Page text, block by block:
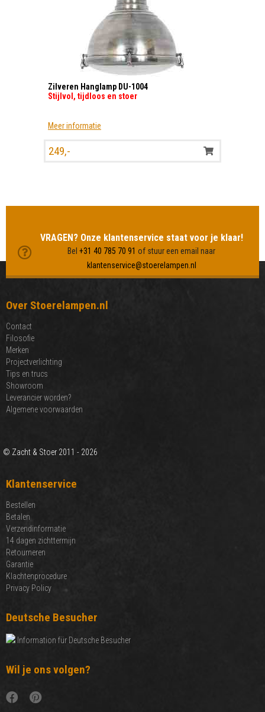
Zilveren Hanglamp DU-1004
Stijlvol, tijdloos en stoer
Meer informatie
249,-
VRAGEN? Onze klantenservice staat voor je klaar!
Bel +31 40 785 70 91 of stuur een email naar
klantenservice@stoerelampen.nl
Over Stoerelampen.nl
Contact
Filosofie
Merken
Projectverlichting
Tips en trucs
Showroom
Leverancier worden?
Algemene voorwaarden
© Zacht & Stoer 2011 - 2026
Klantenservice
Bestellen
Betalen
Verzendinformatie
14 dagen zichttermijn
Retourneren
Garantie
Klachtenprocedure
Privacy Policy
Deutsche Besucher
Information für Deutsche Besucher
Wil je ons volgen?